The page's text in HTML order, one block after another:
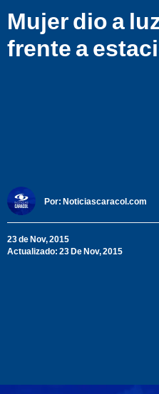
Mujer dio a
frente a
Por: Noticiascaracol.com
23 de Nov, 2015
Actualizado: 23 De Nov, 2015